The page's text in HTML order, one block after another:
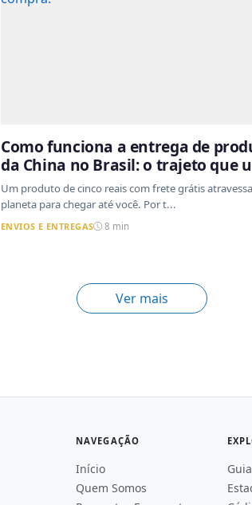
Como funciona a entrega de
da China no Brasil: o trajeto que
pacote faz do outro lado do
até a sua casa
Um produto de cinco reais com frete grátis
planeta para chegar até você. Por t...
ENVIOS E ENTREGAS 8 min
Ver mais
NAVEGAÇÃO
Início
Quem Somos